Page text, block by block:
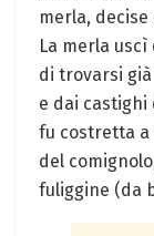
merla,
La merla
di trovarsi
e dai
fu costretta a
del
fuliggine (da